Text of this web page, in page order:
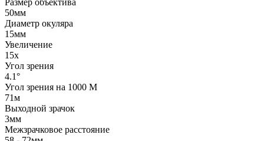
50мм
Диаметр окуляра
15мм
Увеличение
15x
Угол зрения
4.1°
Угол зрения на 1000 М
71м
Выходной зрачок
3мм
Межзрачковое расстояние